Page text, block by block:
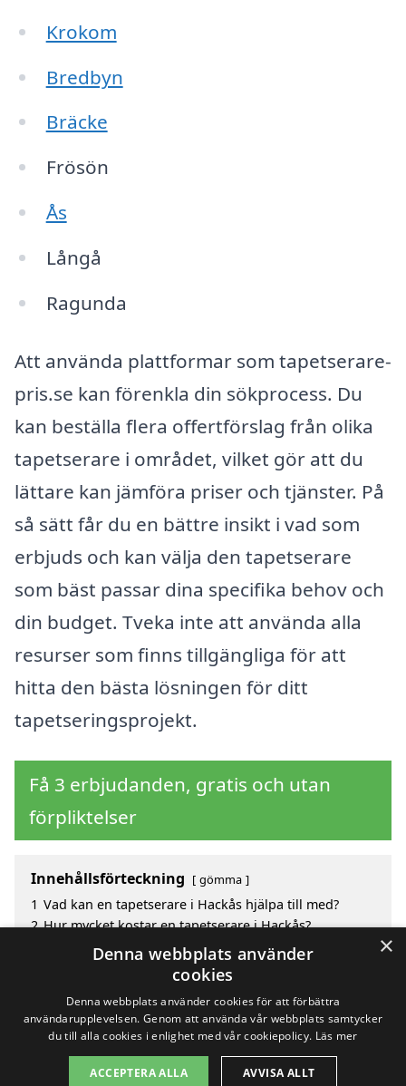
Krokom
Bredbyn
Bräcke
Frösön
Ås
Långå
Ragunda
Att använda plattformar som tapetserare-
pris.se kan förenkla din sökprocess. Du
kan beställa flera offertförslag från olika
tapetserare i området, vilket gör att du
lättare kan jämföra priser och tjänster. På
så sätt får du en bättre insikt i vad som
erbjuds och kan välja den tapetserare
som bäst passar dina specifika behov och
din budget. Tveka inte att använda alla
resurser som finns tillgängliga för att
hitta den bästa lösningen för ditt
tapetseringsprojekt.
Få 3 erbjudanden, gratis och utan
förpliktelser
Innehållsförteckning gömma
1 Vad kan en tapetserare i Hackås hjälpa till med?
2 Hur mycket kostar en tapetserare i Hackås?
Fördelar med att välja tapetserare i Hackås
Sök efter en skicklig tapetserare i de omgivande
Copyright 2026 - Pilanto Aps
×
Denna webbplats använder
cookies
Denna webbplats använder cookies för att förbättra
användarupplevelsen. Genom att använda vår webbplats samtycker
du till alla cookies i enlighet med vår cookiepolicy. Läs mer
ACCEPTERA ALLA AVVISA ALLT